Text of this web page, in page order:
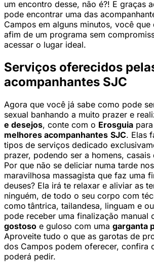
um encontro desse, não é?! E graças
pode encontrar uma das
Campos em alguns minutos, você que
afim de um programa sem
acessar o lugar ideal.
Serviços oferecidos
acompanhantes SJC
Agora que você já sabe como pode
sexual banhando a muito prazer e
e desejos, conte com o Erosguia para
melhores acompanhantes SJC. Elas
tipos de serviços dedicado
prazer, podendo ser a homens, casais
Por que não se deliciar numa tarde
maravilhosa massagista que faz uma
deuses? Ela irá te relaxar e aliviar as
ninguém, de todo o seu corpo com
como tântrica, tailandesa, linguam e
pode receber uma finalização manual
gostoso e guloso com uma garganta
Aproveite tudo o que as garotas de
dos Campos podem oferecer, confira
poderá pedir.